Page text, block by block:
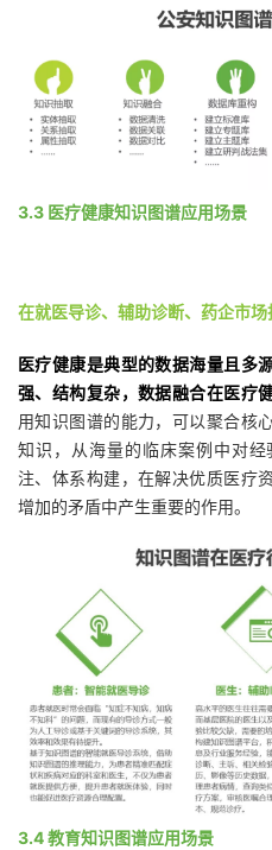
3.3 医疗健康知识图谱应用场景
在就医导诊、辅助诊断、药企市
医疗健康是典型的数据海量且多
强、结构复杂，数据融合在医疗
用知识图谱的能力，可以聚合核
知识，从海量的临床案例中对
注、体系构建，在解决优质医疗
增加的矛盾中产生重要的作用。
3.4 教育知识图谱应用场景